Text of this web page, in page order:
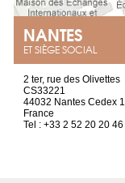
NANTES
ET SIÈGE SOCIAL
2 ter, rue des Olivettes
CS33221
44032 Nantes Cedex 1
France
Tel : +33 2 52 20 20 46